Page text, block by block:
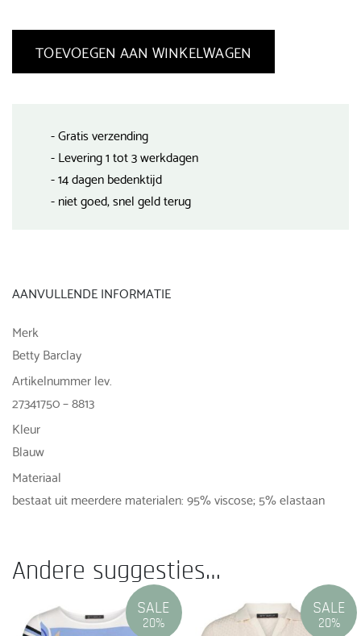
TOEVOEGEN AAN WINKELWAGEN
- Gratis verzending
- Levering 1 tot 3 werkdagen
- 14 dagen bedenktijd
- niet goed, snel geld terug
AANVULLENDE INFORMATIE
Merk
Betty Barclay
Artikelnummer lev.
27341750 – 8813
Kleur
Blauw
Materiaal
bestaat uit meerdere materialen: 95% viscose; 5% elastaan
Andere suggesties…
SALE
20%
SALE
20%